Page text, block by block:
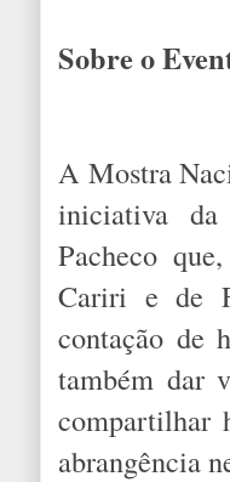
Sobre o
A Mostra
iniciativa da
Pacheco
Cariri e de
contação de
também dar
compartilhar
abrangência